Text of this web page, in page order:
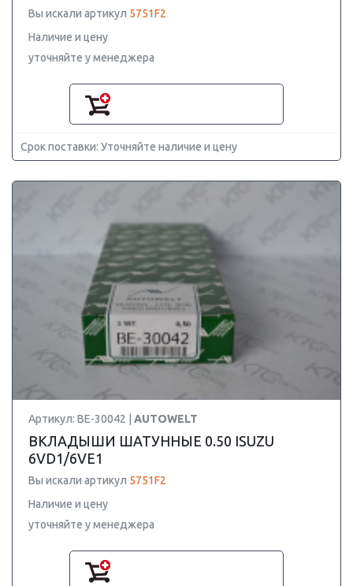
Вы искали артикул 5751F2
Наличие и цену
уточняйте у менеджера
Срок поставки: Уточняйте наличие и цену
Артикул: BE-30042 | AUTOWELT
ВКЛАДЫШИ ШАТУННЫЕ 0.50 ISUZU
6VD1/6VE1
Вы искали артикул 5751F2
Наличие и цену
уточняйте у менеджера